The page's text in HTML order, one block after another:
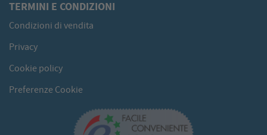
TERMINI E CONDIZIONI
Condizioni di vendita
Privacy
Cookie policy
Preferenze Cookie